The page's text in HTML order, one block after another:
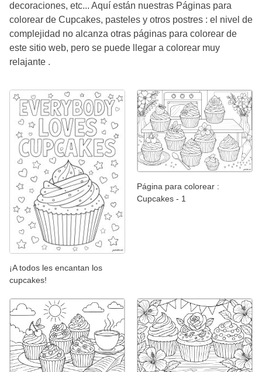
decoraciones, etc... Aquí están nuestras Páginas para
colorear de Cupcakes, pasteles y otros postres : el nivel de
complejidad no alcanza otras páginas para colorear de
este sitio web, pero se puede llegar a colorear muy
relajante .
¡A todos les encantan los
cupcakes!
Página para colorear :
Cupcakes - 1